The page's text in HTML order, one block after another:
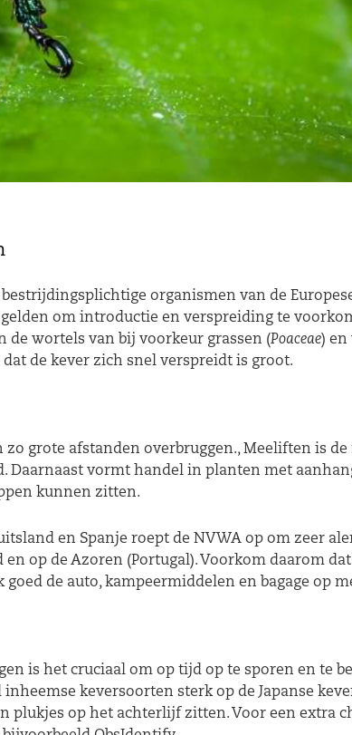
organismen van de
om introductie en verspreiding te
de wortels van bij voorkeur grassen (Poaceae)
de kever zich snel verspreidt is groot.
grote afstanden overbruggen., Meeliften is
Daarnaast vormt handel in planten met
kunnen zitten.
en Spanje roept de NVWA op om zeer
op de Azoren (Portugal). Voorkom daarom dat
de auto, kampeermiddelen en bagage op
is het cruciaal om op tijd op te sporen en te
keversoorten sterk op de Japanse
plukjes op het achterlijf zitten. Voor een extra